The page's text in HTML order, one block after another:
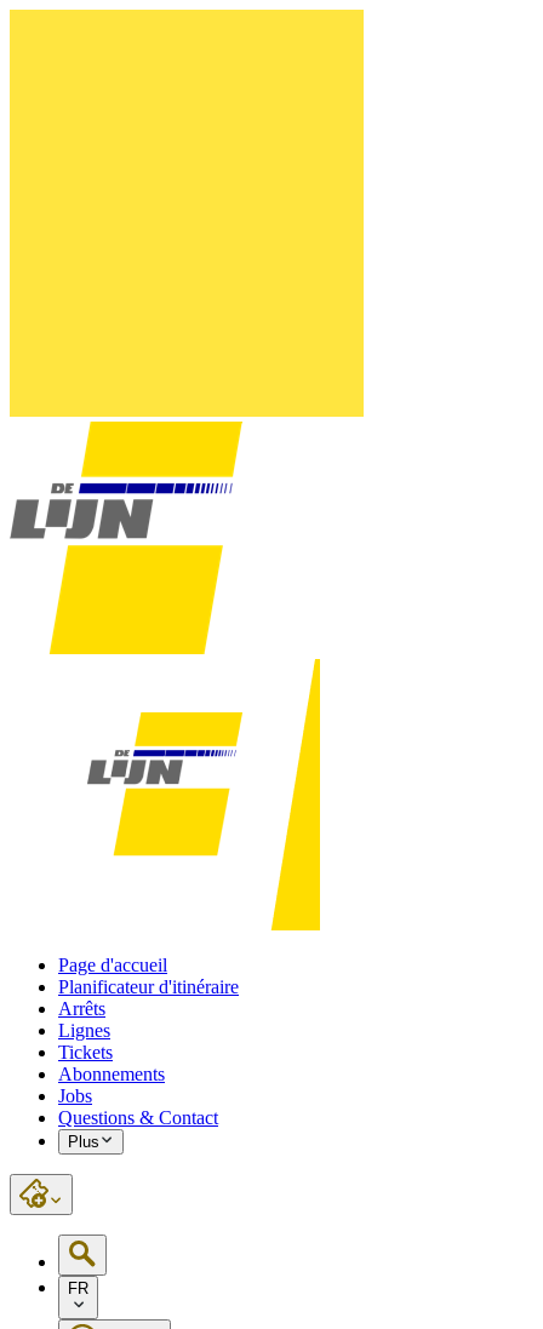
Page d'accueil
Planificateur d'itinéraire
Arrêts
Lignes
Tickets
Abonnements
Jobs
Questions & Contact
Plus
FR